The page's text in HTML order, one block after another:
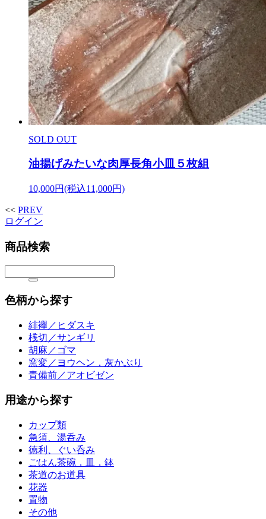
SOLD OUT
油揚げみたいな肉厚長角小皿５枚組
10,000円(税込11,000円)
<< PREV
ログイン
商品検索
色柄から探す
緋襷／ヒダスキ
桟切／サンギリ
胡麻／ゴマ
窯変／ヨウヘン，灰かぶり
青備前／アオビゼン
用途から探す
カップ類
急須、湯呑み
徳利、ぐい呑み
ごはん茶碗，皿，鉢
茶道のお道具
花器
置物
その他